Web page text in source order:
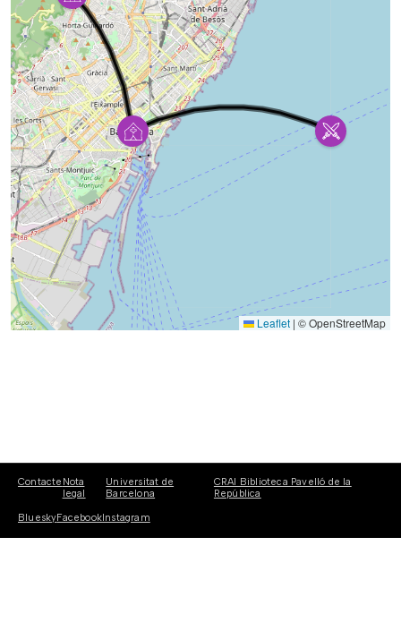
Leaflet | © OpenStreetMap
Contacte Nota
legal
Universitat de
Barcelona
CRAI Biblioteca Pavelló de la
República
BlueskyFacebookInstagram